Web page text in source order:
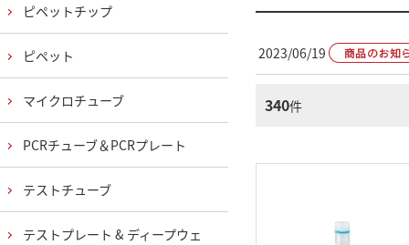
2023/06/19
340件
ピペットチップ
ピペット
マイクロチューブ
PCRチューブ＆PCRプレート
テストチューブ
テストプレート & ディープウェ